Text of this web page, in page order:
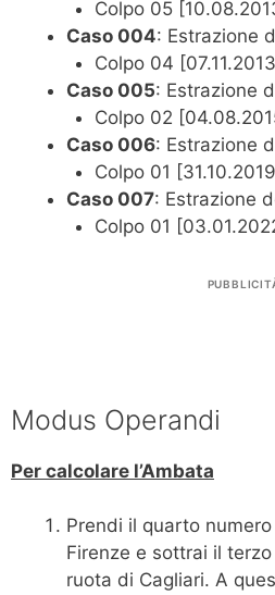
Colpo 05
Caso 004: Estrazione
Colpo 04
Caso 005: Estrazione
Colpo 02
Caso 006: Estrazione
Colpo 01
Caso 007: Estrazione
Colpo 01
Modus Operandi
Per calcolare l’Ambata
Prendi il quarto
Firenze e sottrai il
ruota di Cagliari. A